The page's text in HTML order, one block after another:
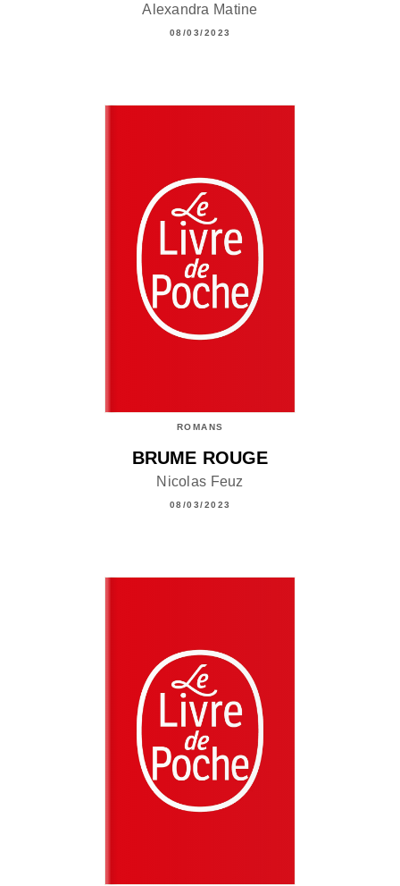
Alexandra Matine
08/03/2023
ROMANS
BRUME ROUGE
Nicolas Feuz
08/03/2023